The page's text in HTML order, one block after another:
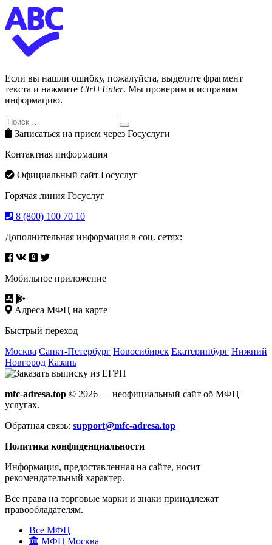
Если вы нашли ошибку, пожалуйста, выделите фрагмент
текста и нажмите Ctrl+Enter. Мы проверим и исправим
информацию.
Search
for:
Search
Записаться на прием через Госуслуги
Контактная информация
Официальный сайт Госуслуг
Горячая линия Госуслуг
8 (800) 100 70 10
Дополнительная информация в соц. сетях:
Мобильное приложение
Адреса МФЦ на карте
Быстрый переход
Москва Санкт-Петербург Новосибирск Екатеринбург Нижний
Новгород Казань
mfc-adresa.top © 2026 — неофициальный сайт об МФЦ
услугах.
Обратная связь: support@mfc-adresa.top
Политика конфиденциальности
Информация, предоставленная на сайте, носит
рекомендательный характер.
Все права на торговые марки и знаки принадлежат
правообладателям.
Все МФЦ
МФЦ Москва